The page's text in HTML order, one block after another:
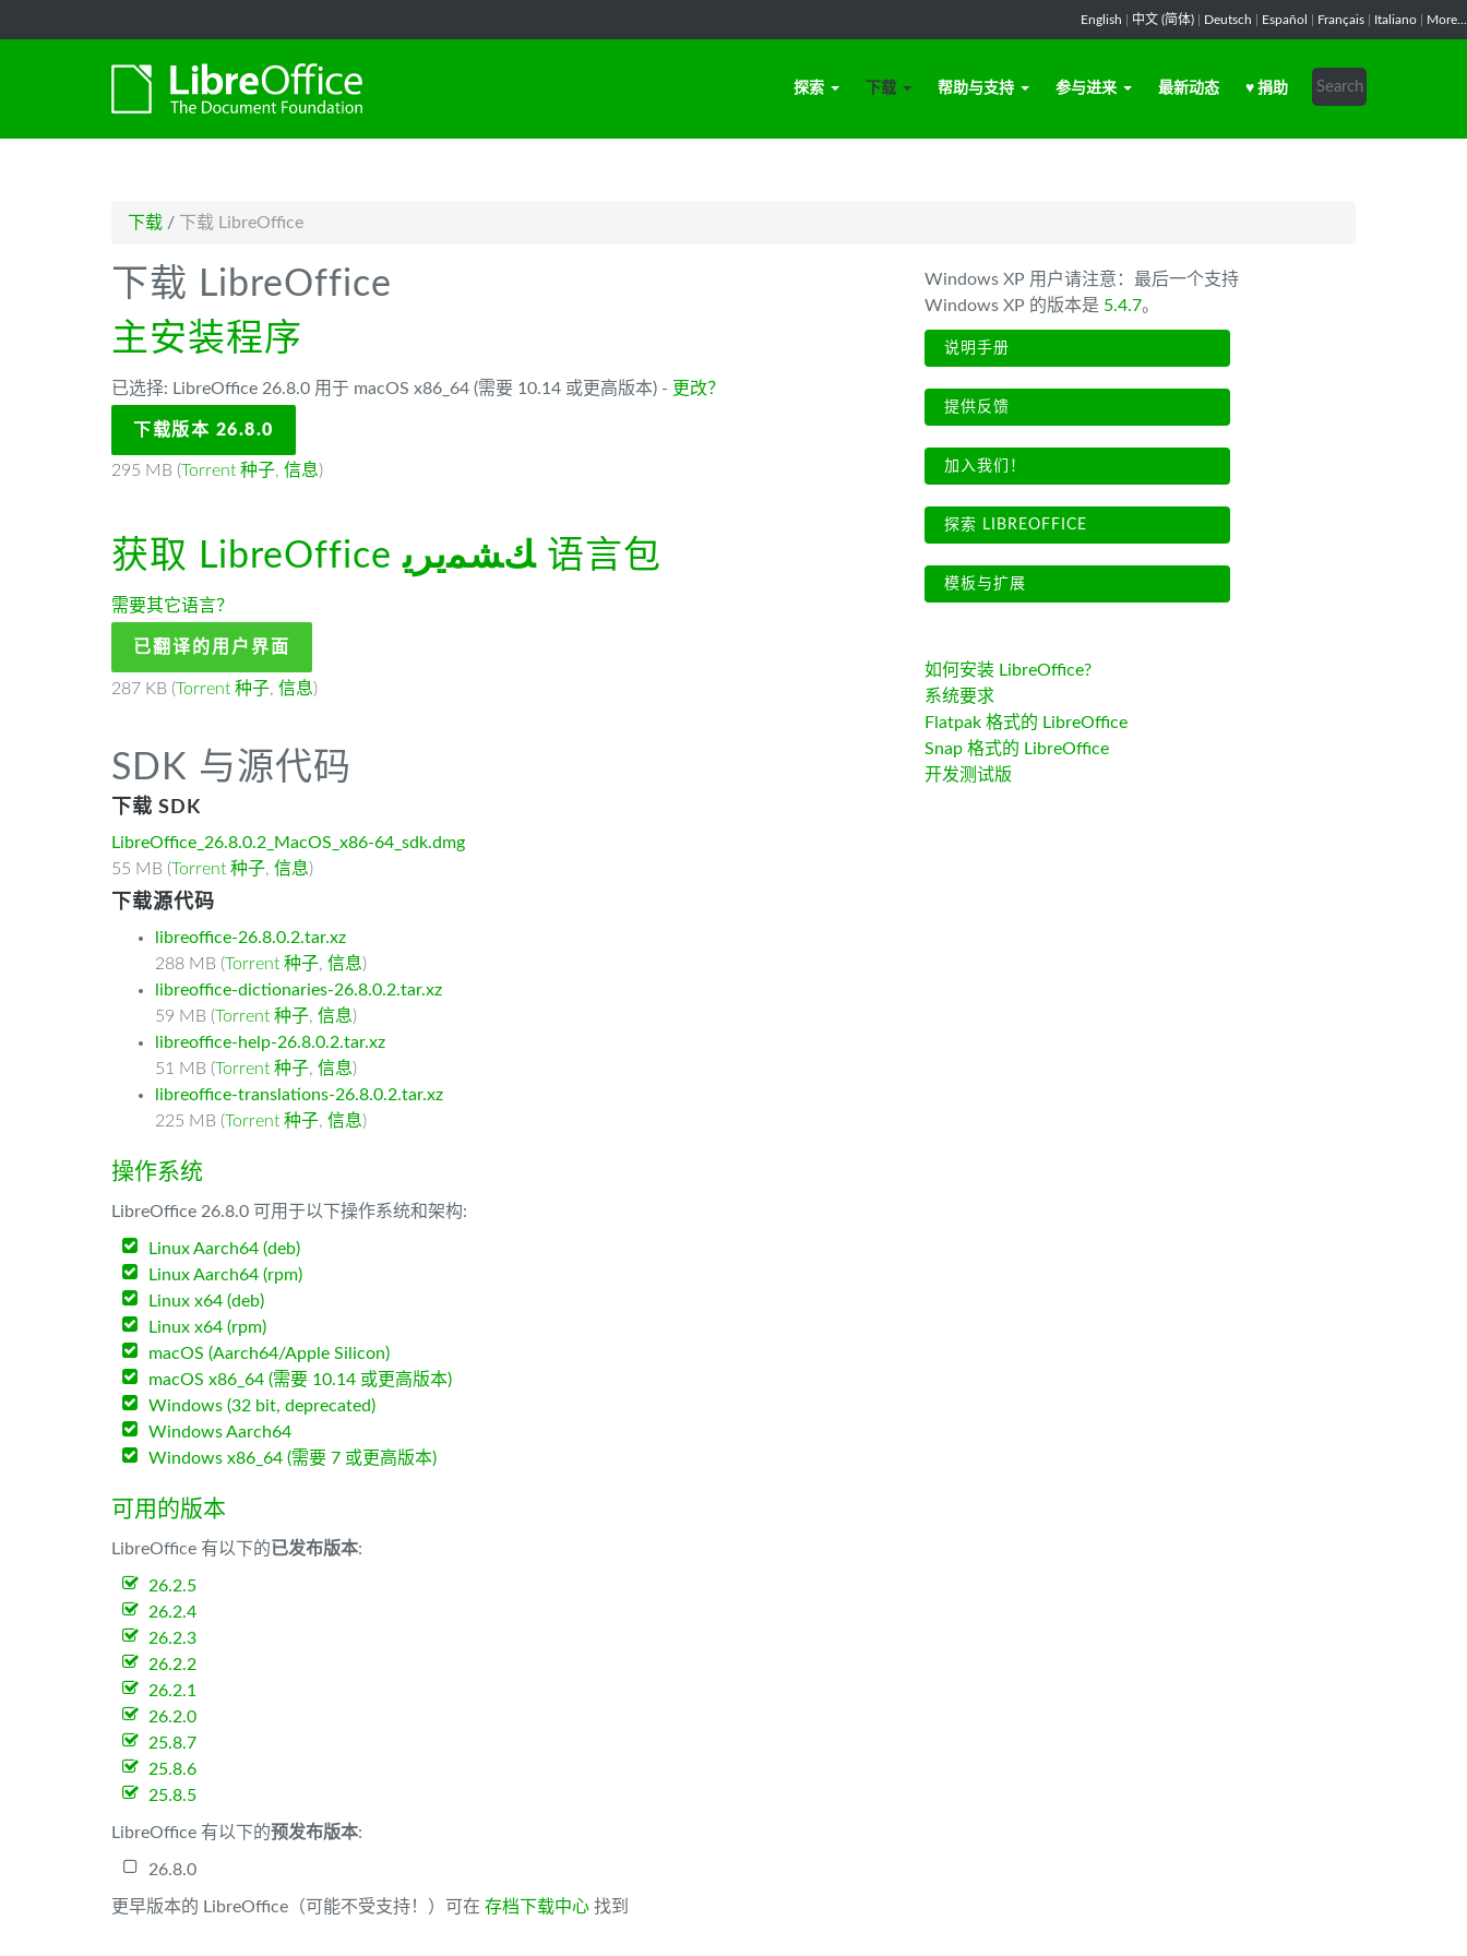
English 中文 (简体) Deutsch Español Français Italiano More...
探索 下载 帮助与支持 参与进来 最新动态 ♥ 捐助
下载 / 下载 LibreOffice
下载 LibreOffice
主安装程序
已选择: LibreOffice 26.8.0 用于 macOS x86_64 (需要 10.14 或更高版本) - 更改？
下载版本 26.8.0
295 MB (Torrent 种子, 信息)
获取 LibreOfficeﻚﺸﻤﻳﺮﻳ语言包
需要其它语言？
已翻译的用户界面
287 KB (Torrent 种子, 信息)
SDK 与源代码
下载 SDK
LibreOffice_26.8.0.2_MacOS_x86-64_sdk.dmg
55 MB (Torrent 种子, 信息)
下载源代码
libreoffice-26.8.0.2.tar.xz
288 MB (Torrent 种子, 信息)
libreoffice-dictionaries-26.8.0.2.tar.xz
59 MB (Torrent 种子, 信息)
libreoffice-help-26.8.0.2.tar.xz
51 MB (Torrent 种子, 信息)
libreoffice-translations-26.8.0.2.tar.xz
225 MB (Torrent 种子, 信息)
操作系统
LibreOffice 26.8.0 可用于以下操作系统和架构:
Linux Aarch64 (deb)
Linux Aarch64 (rpm)
Linux x64 (deb)
Linux x64 (rpm)
macOS (Aarch64/Apple Silicon)
macOS x86_64 (需要 10.14 或更高版本)
Windows (32 bit, deprecated)
Windows Aarch64
Windows x86_64 (需要 7 或更高版本)
可用的版本
LibreOffice 有以下的已发布版本:
26.2.5
26.2.4
26.2.3
26.2.2
26.2.1
26.2.0
25.8.7
25.8.6
25.8.5
LibreOffice 有以下的预发布版本:
26.8.0
更早版本的 LibreOffice（可能不受支持！）可在 存档下载中心 找到
Windows XP 用户请注意：最后一个支持
Windows XP 的版本是 5.4.7。
说明手册
提供反馈
加入我们！
探索 LIBREOFFICE
模板与扩展
如何安装 LibreOffice?
系统要求
Flatpak 格式的 LibreOffice
Snap 格式的 LibreOffice
开发测试版